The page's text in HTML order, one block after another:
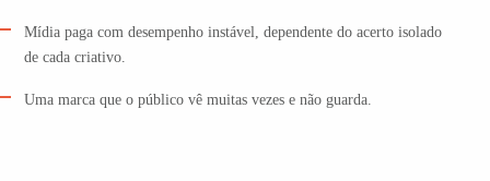
Mídia paga com desempenho instável, dependente do acerto isolado
de cada criativo.
Uma marca que o público vê muitas vezes e não guarda.